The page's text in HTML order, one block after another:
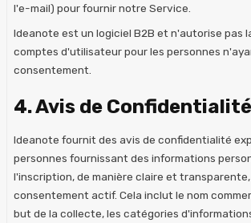
l'e-mail) pour fournir notre Service.
Ideanote est un logiciel B2B et n'autorise pas
comptes d'utilisateur pour les personnes
consentement.
4. Avis de
Ideanote fournit des avis de confidentialité
personnes fournissant des informations
l'inscription, de manière claire et
consentement actif. Cela inclut le nom
but de la collecte, les catégories